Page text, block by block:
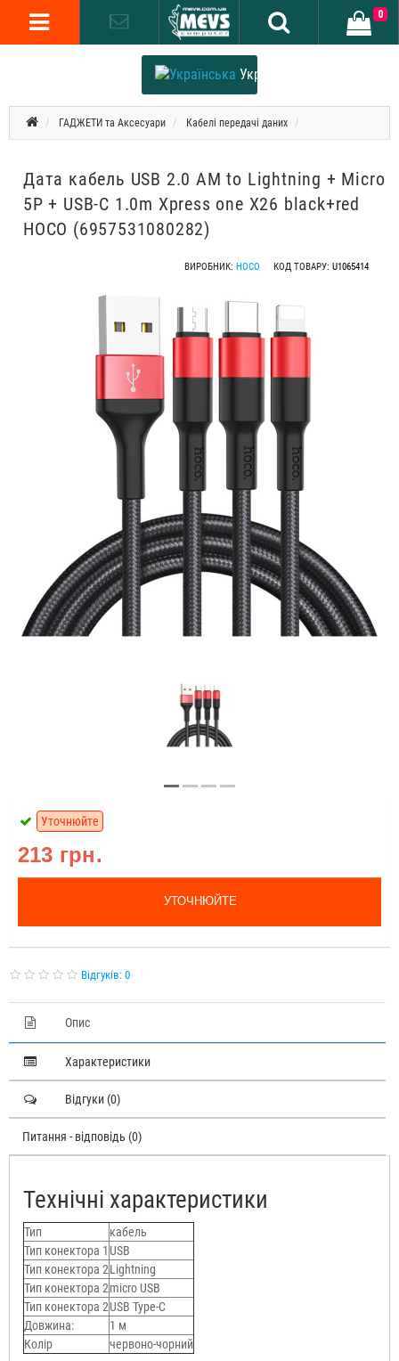
Українська
0
ГАДЖЕТИ та Аксесуари Кабелі передачі даних
Дата кабель USB 2.0 AM to Lightning + Micro
5P + USB-C 1.0m Xpress one X26 black+red
HOCO (6957531080282)
ВИРОБНИК: HOCO КОД ТОВАРУ: U1065414
213 грн.
Уточнюйте
УТОЧНЮЙТЕ
Відгуків: 0
Опис
Характеристики
Відгуки (0)
Питання - відповідь (0)
Технічні характеристики
Тип
кабель
Тип конектора 1 USB
Тип конектора 2Lightning
Тип конектора 2micro USB
Тип конектора 2USB Type-C
Довжина:
1 м
Колір
червоно-чорний